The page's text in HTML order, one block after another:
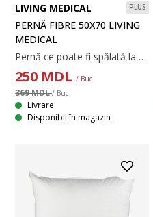
LIVING MEDICAL PLUS
PERNĂ FIBRE 50X70 LIVING
MEDICAL
Pernă ce poate fi spălată la temperatură mare, cu umplutură moale și ușoară din fibră goală spiralată, de poliester siliconizat, 600 g. Țesătură matlasată din 100% microfibră de poliester. Temperatură spălare 95°C. 50x70 cm
250 MDL / Buc
369 MDL/ Buc
Livrare
Disponibil în magazin